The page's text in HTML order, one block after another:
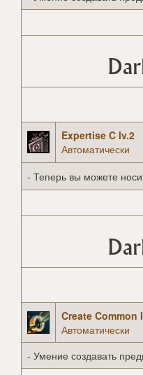
Expertise C lv.2
Автоматически
- Теперь вы можете
Create Common
Автоматически
- Умение создавать